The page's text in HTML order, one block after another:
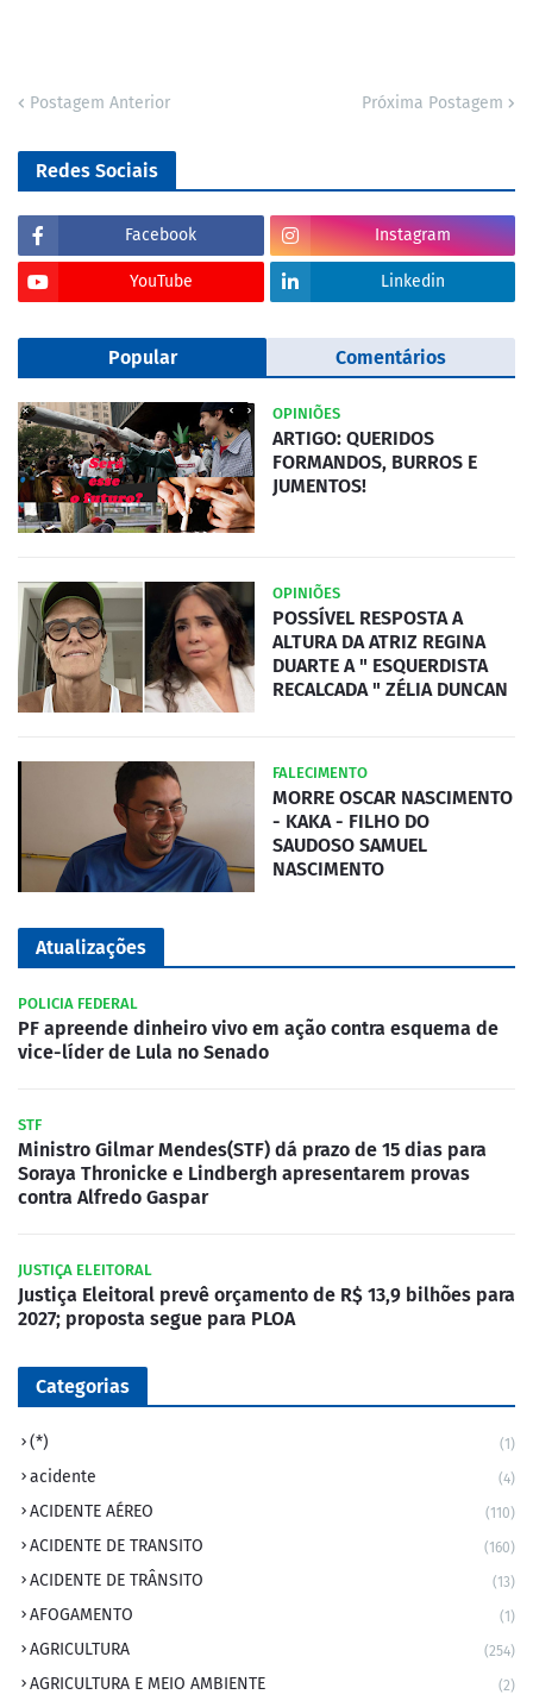
Postagem Anterior Próxima Postagem
Redes Sociais
Facebook Instagram
YouTube Linkedin
Popular Comentários
OPINIÕES
ARTIGO: QUERIDOS
FORMANDOS, BURROS E
JUMENTOS!
OPINIÕES
POSSÍVEL RESPOSTA A
ALTURA DA ATRIZ REGINA
DUARTE A " ESQUERDISTA
RECALCADA " ZÉLIA DUNCAN
FALECIMENTO
MORRE OSCAR NASCIMENTO
- KAKA - FILHO DO
SAUDOSO SAMUEL
NASCIMENTO
Atualizações
POLICIA FEDERAL
PF apreende dinheiro vivo em ação contra esquema de
vice-líder de Lula no Senado
STF
Ministro Gilmar Mendes(STF) dá prazo de 15 dias para
Soraya Thronicke e Lindbergh apresentarem provas
contra Alfredo Gaspar
JUSTIÇA ELEITORAL
Justiça Eleitoral prevê orçamento de R$ 13,9 bilhões para
2027; proposta segue para PLOA
Categorias
(*) (1)
acidente (4)
ACIDENTE AÉREO (110)
ACIDENTE DE TRANSITO (160)
ACIDENTE DE TRÂNSITO (13)
AFOGAMENTO (1)
AGRICULTURA (254)
AGRICULTURA E MEIO AMBIENTE (2)